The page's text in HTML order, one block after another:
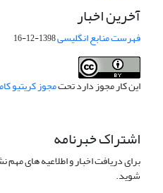
آخرین اخبار
فهرست منابع انگلیسی1398-12-16
این کار مجوز دارد تحتمجوز کریتیو کامنز
اشتراک خبرنامه
برای دریافت اخبار و اطلاعیه های
شوید.